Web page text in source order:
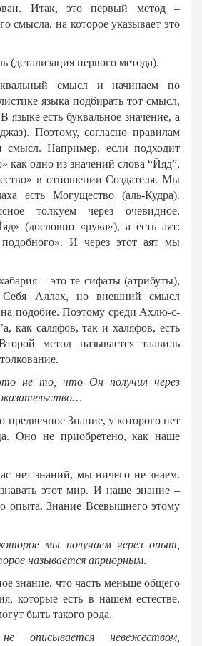
Итак, это первый метод –
смысла, на которое указывает это
(детализация первого метода).
смысл и начинаем по
языка подбирать тот смысл,
языке есть буквальное значение, а
Поэтому, согласно правилам
смысл. Например, если подходит
как одно из значений слова “Йяд”,
в отношении Создателя. Мы
есть Могущество (аль-Кудра).
толкуем через очевидное.
(дословно «рука»), а есть аят:
И через этот аят мы
– это те сифаты (атрибуты),
Себя Аллах, но внешний смысл
на подобие. Поэтому среди Ахлю-с-
как саляфов, так и халяфов, есть
метод называется таавиль
не то, что Он получил через
предвечное Знание, у которого нет
Оно не приобретено, как наше
нет знаний, мы ничего не знаем.
этот мир. И наше знание –
опыта. Знание Всевышнего этому
мы получаем через опыт,
называется априорным.
знание, что часть меньше общего
которые есть в нашем естестве.
быть такого рода.
описывается невежеством,